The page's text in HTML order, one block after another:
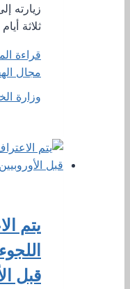
زيارته
ثلاثة أيام بين 9 و 11
قراءة
مجال
وزارة
يتم
قبل